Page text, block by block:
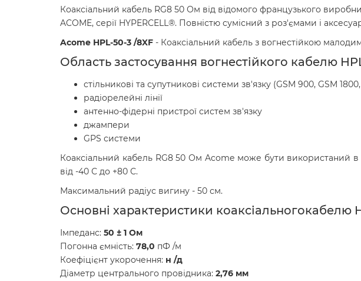
Коаксіальний кабель RG8 50 Ом від відомого французького
ACOME, серії HYPERCELL®. Повністю сумісний з роз'ємами і
Acome HPL-50-3 /8XF - Коаксіальний кабель з вогнестійкою
Область застосування вогнестійкого кабелю
стільникові та супутникові системи зв'язку (GSM 900, GSM
радіорелейні лінії
антенно-фідерні пристрої систем зв'язку
джампери
GPS системи
Коаксіальний кабель RG8 50 Ом Acome може бути використаний в
від -40 С до +80 С.
Максимальний радіус вигину - 50 см.
Основні характеристики коаксіальногокабелю
Імпеданс: 50 ± 1 Ом
Погонна ємність: 78,0 пФ /м
Коефіцієнт укорочення: н /д
Діаметр центрального провідника: 2,76 мм